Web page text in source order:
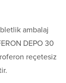
ambalaj
DEPO 30
reçetesiz